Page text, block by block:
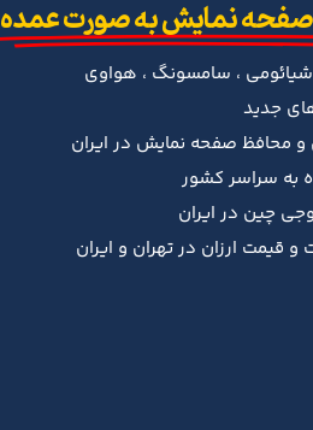
نمایش به صورت عمده
، سامسونگ ، هواوی
محافظ صفحه نمایش در ایران
به سراسر کشور
چین در ایران
قیمت ارزان در تهران و ایران